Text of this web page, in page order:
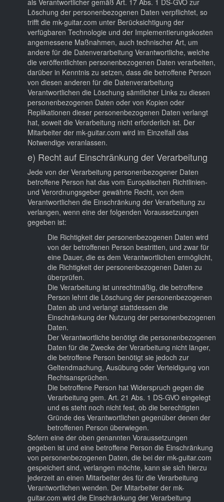
Löschung der personenbezogenen Daten verpflichtet, so
trifft die mk-guitar.com unter Berücksichtigung der
verfügbaren Technologie und der Implementierungskosten
angemessene Maßnahmen, auch technischer Art, um
andere für die Datenverarbeitung Verantwortliche, welche
die veröffentlichten personenbezogenen Daten verarbeiten,
darüber in Kenntnis zu setzen, dass die betroffene Person
von diesen anderen für die Datenverarbeitung
Verantwortlichen die Löschung sämtlicher Links zu diesen
personenbezogenen Daten oder von Kopien oder
Replikationen dieser personenbezogenen Daten verlangt
hat, soweit die Verarbeitung nicht erforderlich ist. Der
Mitarbeiter der mk-guitar.com wird im Einzelfall das
Notwendige veranlassen.
e) Recht auf Einschränkung der Verarbeitung
Jede von der Verarbeitung personenbezogener Daten
betroffene Person hat das vom Europäischen Richtlinien-
und Verordnungsgeber gewährte Recht, von dem
Verantwortlichen die Einschränkung der Verarbeitung zu
verlangen, wenn eine der folgenden Voraussetzungen
gegeben ist:
Die Richtigkeit der personenbezogenen Daten wird
von der betroffenen Person bestritten, und zwar für
eine Dauer, die es dem Verantwortlichen ermöglicht,
die Richtigkeit der personenbezogenen Daten zu
überprüfen.
Die Verarbeitung ist unrechtmäßig, die betroffene
Person lehnt die Löschung der personenbezogenen
Daten ab und verlangt stattdessen die
Einschränkung der Nutzung der personenbezogenen
Daten.
Der Verantwortliche benötigt die personenbezogenen
Daten für die Zwecke der Verarbeitung nicht länger,
die betroffene Person benötigt sie jedoch zur
Geltendmachung, Ausübung oder Verteidigung von
Rechtsansprüchen.
Die betroffene Person hat Widerspruch gegen die
Verarbeitung gem. Art. 21 Abs. 1 DS-GVO eingelegt
und es steht noch nicht fest, ob die berechtigten
Gründe des Verantwortlichen gegenüber denen der
betroffenen Person überwiegen.
Sofern eine der oben genannten Voraussetzungen
gegeben ist und eine betroffene Person die Einschränkung
von personenbezogenen Daten, die bei der mk-guitar.com
gespeichert sind, verlangen möchte, kann sie sich hierzu
jederzeit an einen Mitarbeiter des für die Verarbeitung
Verantwortlichen wenden. Der Mitarbeiter der mk-
guitar.com wird die Einschränkung der Verarbeitung